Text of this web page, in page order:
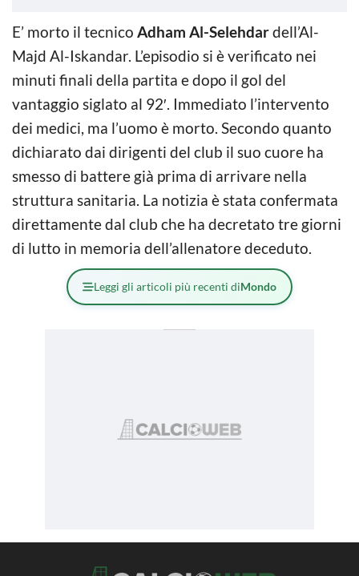
E’ morto il tecnico Adham Al-Selehdardell’Al-
Majd Al-Iskandar. L’episodio si è verificato nei
minuti finali della partita e dopo il gol del
vantaggio siglato al 92′. Immediato l’intervento
dei medici, ma l’uomo è morto. Secondo quanto
dichiarato dai dirigenti del club il suo cuore ha
smesso di battere già prima di arrivare nella
struttura sanitaria. La notizia è stata confermata
direttamente dal club che ha decretato tre giorni
di lutto in memoria dell’allenatore deceduto.
Leggi gli articoli più recenti diMondo